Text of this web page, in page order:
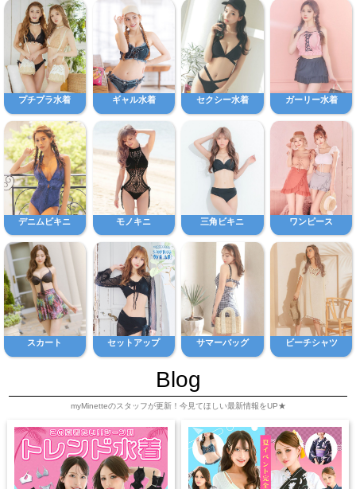
プチプラ水着 ギャル水着 セクシー水着 ガーリー水着
デニムビキニ モノキニ 三角ビキニ ワンピース
スカート セットアップ サマーバッグ ビーチシャツ
Blog
myMinetteのスタッフが更新！今見てほしい最新情報をUP★